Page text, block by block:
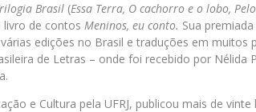
Brasil (Essa Terra, O cachorro e o lobo,
livro de contos Meninos, eu conto. Sua
edições no Brasil e traduções em muitos
de Letras – onde foi recebido por Nélida
e Cultura pela UFRJ, publicou mais de vinte